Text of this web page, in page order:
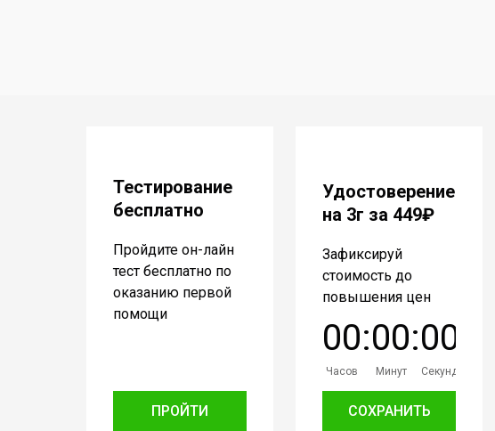
Тестирование
бесплатно
Пройдите он-лайн
тест бесплатно по
оказанию первой
помощи
ПРОЙТИ
Удостоверение
на 3г за 449₽
Зафиксируй
стоимость до
повышения цен
00
Часов
:00
Минут
:00
Секунд
СОХРАНИТЬ